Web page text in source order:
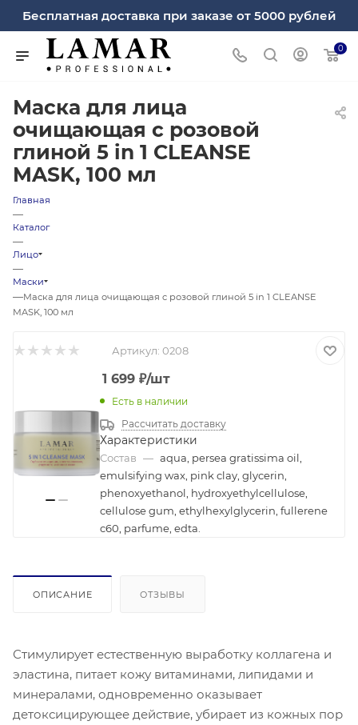
Бесплатная доставка при заказе от 5000 рублей
0
Маска для лица
очищающая c розовой
глиной 5 in 1 CLEANSE
MASK, 100 мл
Главная
—
Каталог
—
Лицо
—
Маски
—Маска для лица очищающая c розовой глиной 5 in 1 CLEANSE
MASK, 100 мл
Артикул: 0208
1 699 ₽/шт
Есть в наличии
Рассчитать доставку
Характеристики
Состав — aqua, persea gratissima oil,
emulsifying wax, pink clay, glycerin,
phenoxyethanol, hydroxyethylcellulose,
cellulose gum, ethylhexylglycerin, fullerene
c60, parfume, edta.
ОПИСАНИЕ ОТЗЫВЫ
Стимулирует естественную выработку коллагена и
эластина, питает кожу витаминами, липидами и
минералами, одновременно оказывает
детоксицирующее действие, убирает из кожных пор